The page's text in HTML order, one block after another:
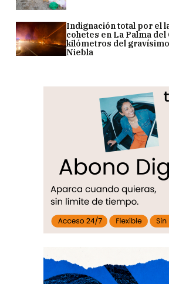
Indignación total por el
cohetes en La Palma del
kilómetros del
Niebla